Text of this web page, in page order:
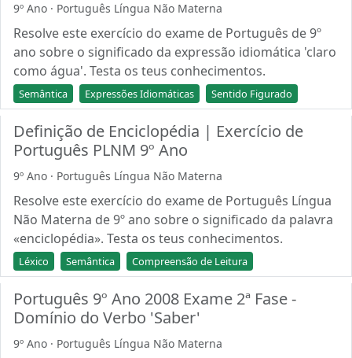
9º Ano · Português Língua Não Materna
Resolve este exercício do exame de Português de 9º
ano sobre o significado da expressão idiomática 'claro
como água'. Testa os teus conhecimentos.
Semântica Expressões Idiomáticas Sentido Figurado
Definição de Enciclopédia | Exercício de
Português PLNM 9º Ano
9º Ano · Português Língua Não Materna
Resolve este exercício do exame de Português Língua
Não Materna de 9º ano sobre o significado da palavra
«enciclopédia». Testa os teus conhecimentos.
Léxico Semântica Compreensão de Leitura
Português 9º Ano 2008 Exame 2ª Fase -
Domínio do Verbo 'Saber'
9º Ano · Português Língua Não Materna